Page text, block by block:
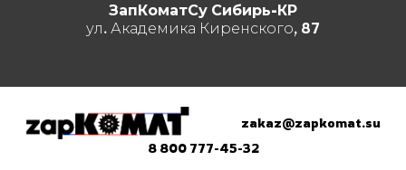
ЗапКоматСу Сибирь-КР
ул. Академика Киренского, 87
zakaz@zapkomat.su
8 800 777-45-32